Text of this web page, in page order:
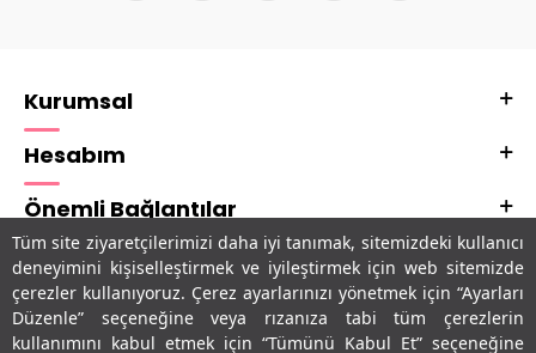
Tüm site ziyaretçilerimizi daha iyi tanımak, sitemizdeki kullanıcı
deneyimini kişiselleştirmek ve iyileştirmek için web sitemizde
çerezler kullanıyoruz. Çerez ayarlarınızı yönetmek için “Ayarları
Düzenle” seçeneğine veya rızanıza tabi tüm çerezlerin
kullanımını kabul etmek için “Tümünü Kabul Et” seçeneğine
Kurumsal
Hesabım
Önemli Bağlantılar
Adres & İletişim
Uygulamalarımız